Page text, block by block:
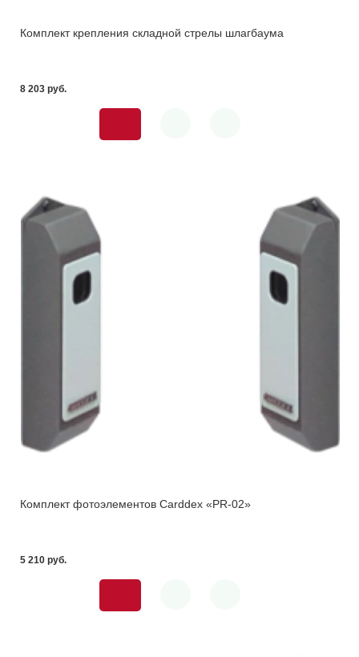
Комплект крепления складной стрелы шлагбаума
8 203 pуб.
Комплект фотоэлементов Carddex «PR-02»
5 210 pуб.